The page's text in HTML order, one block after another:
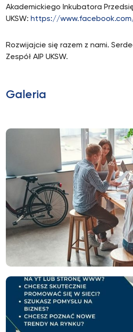
Akademickiego Inkubatora
UKSW: https://www.facebook.com/
Rozwijajcie się razem z nami.
Zespół AIP UKSW.
Galeria